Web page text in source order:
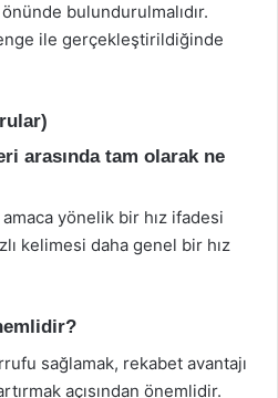
bulundurulmalıdır.
ile gerçekleştirildiğinde
arasında tam olarak ne
yönelik bir hız ifadesi
kelimesi daha genel bir hız
sağlamak, rekabet avantajı
açısından önemlidir.